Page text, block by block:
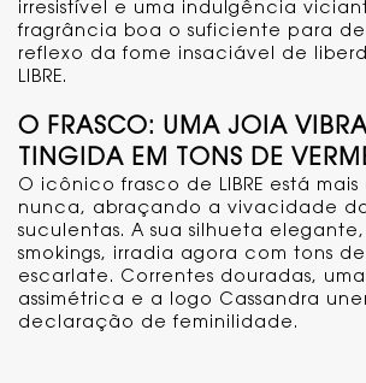
irresistível e uma indulgência
fragrância boa o suficiente para
reflexo da fome insaciável de
LIBRE.
O FRASCO: UMA JOIA
TINGIDA EM TONS DE
O icônico frasco de LIBRE está
nunca, abraçando a vivacidade
suculentas. A sua silhueta
smokings, irradia agora com tons
escarlate. Correntes douradas,
assimétrica e a logo Cassandra
declaração de feminilidade.